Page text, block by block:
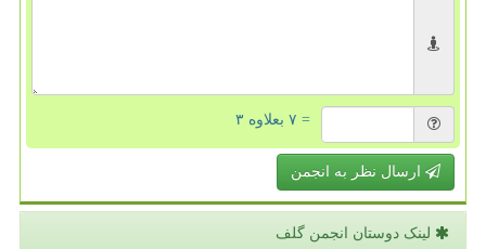
= ۷ بعلاوه ۳
ارسال نظر به انجمن
لینک دوستان انجمن گلف